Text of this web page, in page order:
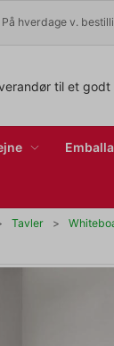
På hverdage v.
til et godt
Tavler